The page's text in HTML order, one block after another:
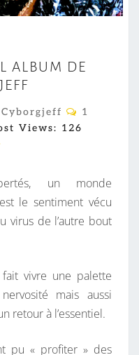
ALBUM DE
Cyborgjeff
C
M
A
I
R
E
1
Views: 126
un monde
le sentiment vécu
virus de l’autre bout
fait vivre une palette
mais aussi
retour à l’essentiel.
pu « profiter » des